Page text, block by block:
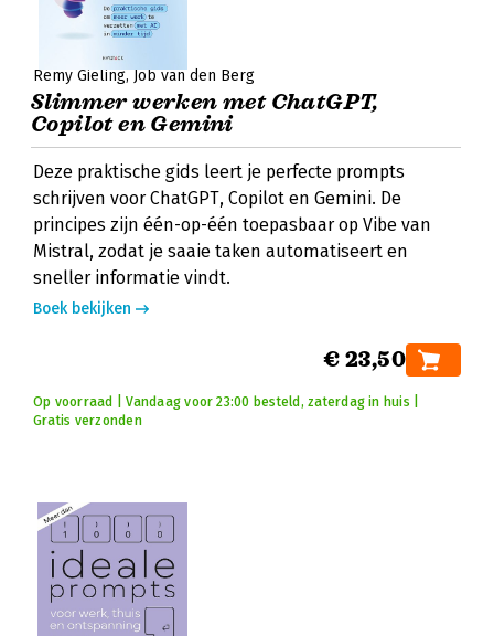
Remy Gieling Job van den Berg
Slimmer werken met ChatGPT,
Copilot en Gemini
Deze praktische gids leert je perfecte prompts
schrijven voor ChatGPT, Copilot en Gemini. De
principes zijn één-op-één toepasbaar op Vibe van
Mistral, zodat je saaie taken automatiseert en
sneller informatie vindt.
Boek bekijken
€ 23,50
Op voorraad | Vandaag voor 23:00 besteld, zaterdag in huis |
Gratis verzonden